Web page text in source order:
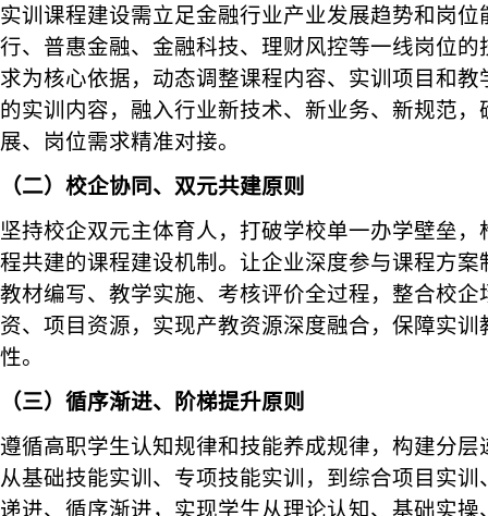
实训课程建设需立足金融行业产业发展趋势和岗
行、普惠金融、金融科技、理财风控等一线岗位
求为核心依据，动态调整课程内容、实训项目和
的实训内容，融入行业新技术、新业务、新规范
展、岗位需求精准对接。
（二）校企协同、双元共建原则
坚持校企双元主体育人，打破学校单一办学壁垒
程共建的课程建设机制。让企业深度参与课程方
教材编写、教学实施、考核评价全过程，整合校
资、项目资源，实现产教资源深度融合，保障实
性。
（三）循序渐进、阶梯提升原则
遵循高职学生认知规律和技能养成规律，构建分
从基础技能实训、专项技能实训，到综合项目实
递进、循序渐进，实现学生从理论认知、基础实